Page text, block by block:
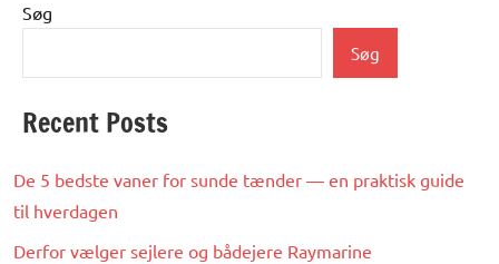
Søg
Søg
Recent Posts
De 5 bedste vaner for sunde tænder — en praktisk guide
til hverdagen
Derfor vælger sejlere og bådejere Raymarine